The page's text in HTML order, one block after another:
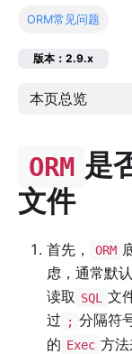
ORM常见问题
版本：2.9.x
本页总览
ORM 是
文件
首先， ORM
虑，通常默
读取 SQL 文
过
; 分隔符
的 Exec 方法